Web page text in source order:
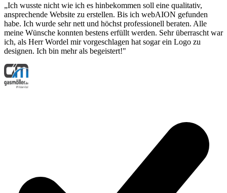
„Ich wusste nicht wie ich es hinbekommen soll eine qualitativ,
ansprechende Website zu erstellen. Bis ich webAION gefunden
habe. Ich wurde sehr nett und höchst professionell beraten. Alle
meine Wünsche konnten bestens erfüllt werden. Sehr überrascht war
ich, als Herr Wordel mir vorgeschlagen hat sogar ein Logo zu
designen. Ich bin mehr als begeistert!"